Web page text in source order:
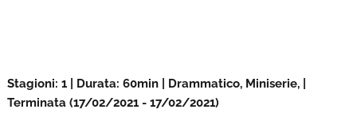
Stagioni: 1 | Durata: 60min | Drammatico, Miniserie, |
Terminata (17/02/2021 - 17/02/2021)